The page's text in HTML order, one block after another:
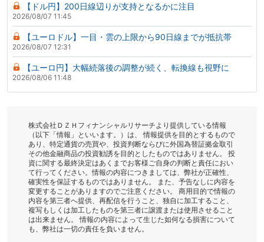
【ドル円】200日線辺りが支持となるかに注目
2026/08/07 11:45
【ユーロドル】一目・雲の上限から90日線までが抵抗帯
2026/08/07 12:31
【ユーロ円】大幅続落後の調整が続く、転換線も視野に
2026/08/06 11:48
株式会社ＤＺＨフィナンシャルリサーチより提供している情報
（以下「情報」といいます。）は、 情報提供を目的とするもので
あり、特定通貨の売買や、投資判断ならびに外国為替証拠金取引
その他金融商品の投資勧誘を目的としたものではありません。 投
資に関する最終決定はあくまでお客様ご自身の判断と責任におい
て行ってください。情報の内容につきましては、弊社が正確性、
確実性を保証するものではありません。 また、予告なしに内容を
変更することがありますのでご注意ください。 商用目的で情報の
内容を第三者へ提供、再配信を行うこと、独自に加工すること、
複写もしくは加工したものを第三者に譲渡または使用させること
は出来ません。 情報の内容によって生じた如何なる損害について
も、弊社は一切の責任を負いません。